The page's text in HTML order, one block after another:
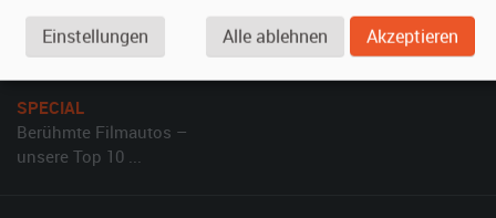
Fragen für Vermieter
Inserat verwalten
Kontakt
SPECIAL
Berühmte Filmautos –
unsere Top 10 ...
Einstellungen Alle ablehnen Akzeptieren